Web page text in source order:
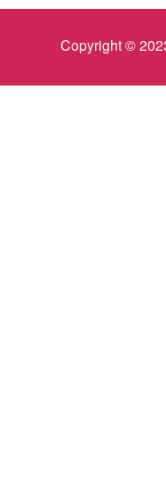
Copyright ©